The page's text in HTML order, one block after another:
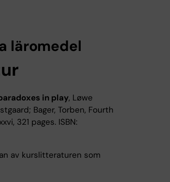
läromedel
in play, Løwe
Bager, Torben, Fourth
321 pages. ISBN:
av kurslitteraturen som